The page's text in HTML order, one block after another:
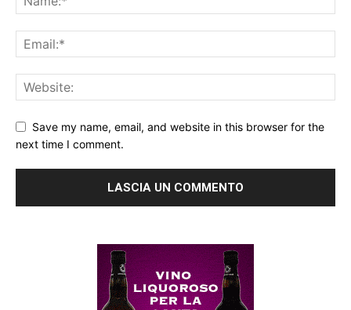
Save my name, email, and website in this browser for the
next time I comment.